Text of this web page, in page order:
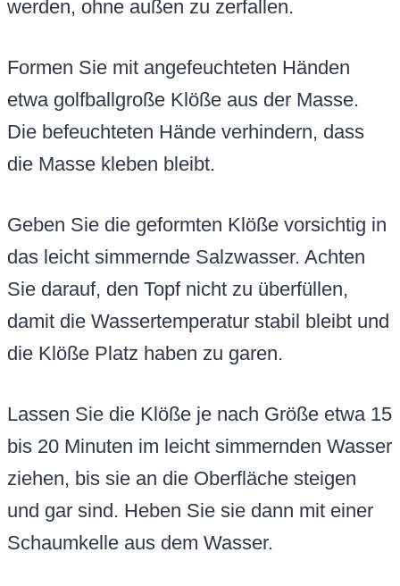
werden, ohne außen zu zerfallen.
Formen Sie mit angefeuchteten Händen
etwa golfballgroße Klöße aus der Masse.
Die befeuchteten Hände verhindern, dass
die Masse kleben bleibt.
Geben Sie die geformten Klöße vorsichtig in
das leicht simmernde Salzwasser. Achten
Sie darauf, den Topf nicht zu überfüllen,
damit die Wassertemperatur stabil bleibt und
die Klöße Platz haben zu garen.
Lassen Sie die Klöße je nach Größe etwa 15
bis 20 Minuten im leicht simmernden Wasser
ziehen, bis sie an die Oberfläche steigen
und gar sind. Heben Sie sie dann mit einer
Schaumkelle aus dem Wasser.